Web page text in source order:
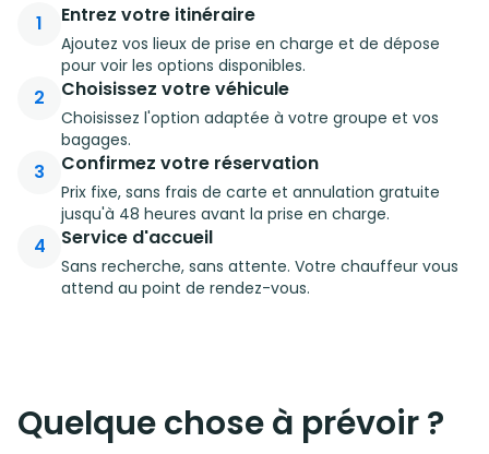
1 Entrez votre itinéraire
Ajoutez vos lieux de prise en charge et de dépose
pour voir les options disponibles.
2 Choisissez votre véhicule
Choisissez l'option adaptée à votre groupe et vos
bagages.
3 Confirmez votre réservation
Prix fixe, sans frais de carte et annulation gratuite
jusqu'à 48 heures avant la prise en charge.
4 Service d'accueil
Sans recherche, sans attente. Votre chauffeur vous
attend au point de rendez-vous.
Quelque chose à prévoir ?